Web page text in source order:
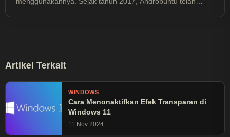
Artikel Terkait
WINDOWS
Cara Menonaktifkan Efek Transparan di
Windows 11
11 Nov 2024